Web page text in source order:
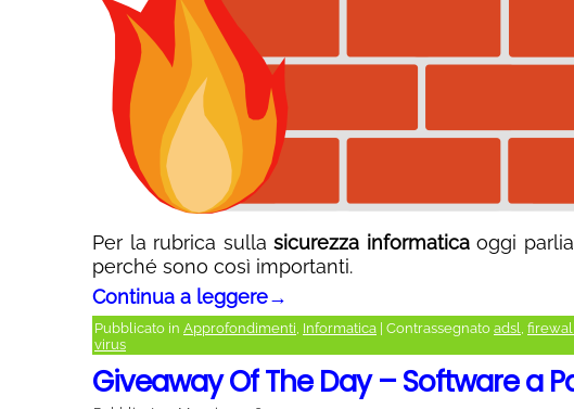
Per la rubrica sullasicurezza informaticaoggi
perché sono così importanti.
Continua a leggere→
Pubblicato in Approfondimenti, Informatica Contrassegnato adsl,
virus
Giveaway Of The Day – Software a